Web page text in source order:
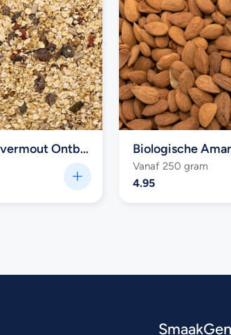
Biologische Havermout Ontbijt
Vanaf 250 gram
4.95